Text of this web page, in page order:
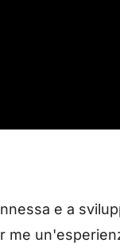
e a
me